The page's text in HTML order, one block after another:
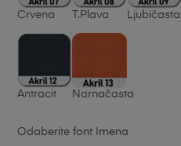
Crvena T.Plava Ljubičasta
Antracit Narnačasta
Odaberite font Imena